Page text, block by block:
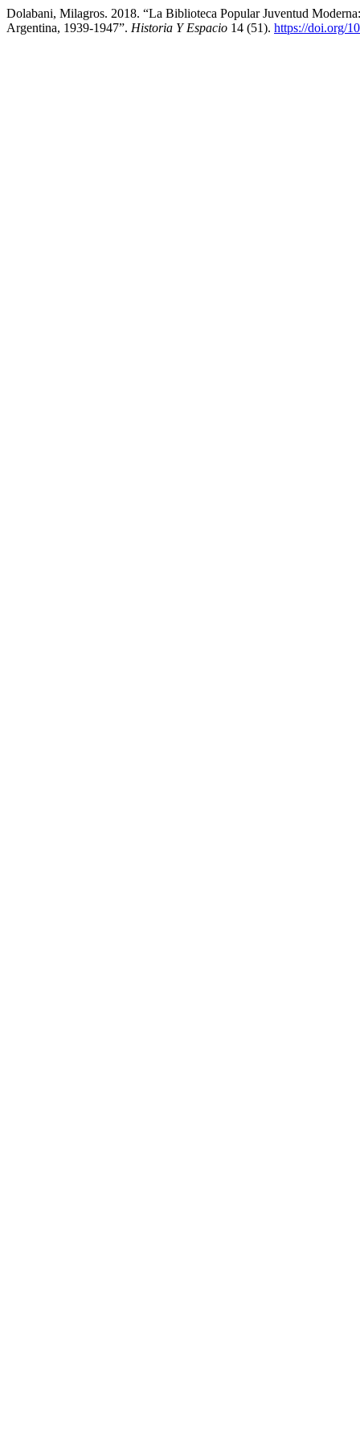
Dolabani, Milagros. 2018. “La Biblioteca Popular Juventud
Argentina, 1939-1947”. Historia Y Espacio 14 (51). https://doi.org/